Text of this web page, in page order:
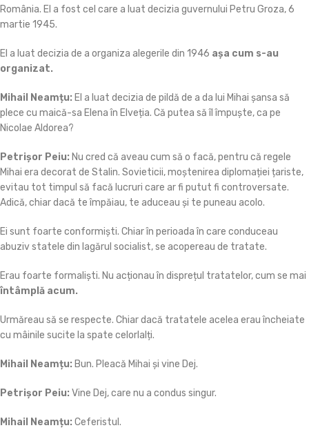
România. El a fost cel care a luat decizia guvernului Petru Groza, 6
martie 1945.
El a luat decizia de a organiza alegerile din 1946 așa cum s-au
organizat.
Mihail Neamțu: El a luat decizia de pildă de a da lui Mihai șansa să
plece cu maică-sa Elena în Elveția. Că putea să îl împuște, ca pe
Nicolae Aldorea?
Petrișor Peiu: Nu cred că aveau cum să o facă, pentru că regele
Mihai era decorat de Stalin. Sovieticii, moștenirea diplomației țariste,
evitau tot timpul să facă lucruri care ar fi putut fi controversate.
Adică, chiar dacă te împăiau, te aduceau și te puneau acolo.
Ei sunt foarte conformiști. Chiar în perioada în care conduceau
abuziv statele din lagărul socialist, se acopereau de tratate.
Erau foarte formaliști. Nu acționau în disprețul tratatelor, cum se mai
întâmplă acum.
Urmăreau să se respecte. Chiar dacă tratatele acelea erau încheiate
cu mâinile sucite la spate celorlalți.
Mihail Neamțu: Bun. Pleacă Mihai și vine Dej.
Petrișor Peiu: Vine Dej, care nu a condus singur.
Mihail Neamțu: Ceferistul.